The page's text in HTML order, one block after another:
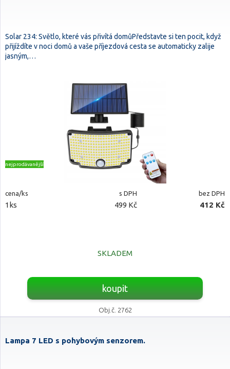
Solar 234: Světlo, které vás přivítá domůPředstavte si ten pocit, když
přijíždíte v noci domů a vaše příjezdová cesta se automaticky zalije
jasným,…
nejprodávanější
cena/ks s DPH bez DPH
1ks 499 Kč 412 Kč
SKLADEM
koupit
Obj.č. 2762
Lampa 7 LED s pohybovým senzorem.